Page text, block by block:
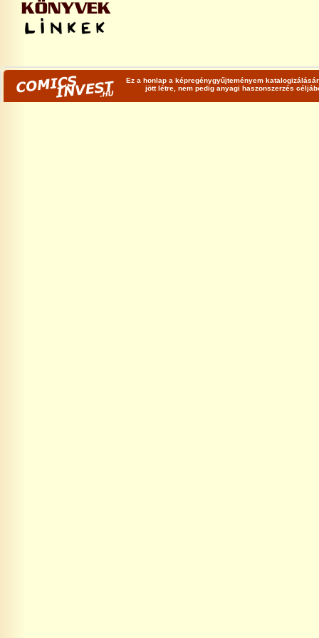
Ez a honlap a képregénygyűjteményem
jött létre, nem pedig anyagi haszonszerzés